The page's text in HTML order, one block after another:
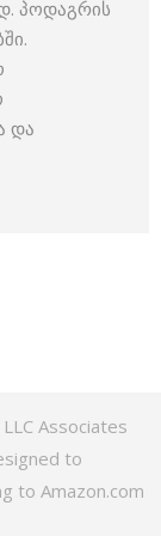
პოდაგრის
და
Associates
to
to Amazon.com